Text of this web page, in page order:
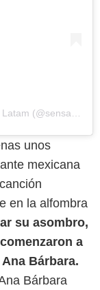
Una publicación compartida por SensaCine Latam (@sensacinelatam)
unos
mexicana
en la alfombra
su asombro,
a
Bárbara.
Bárbara